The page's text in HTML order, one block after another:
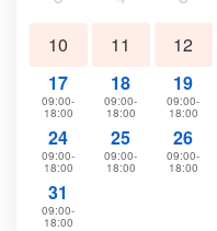
10
11 12
17
09:00-
18:00
18
09:00-
18:00
19
09:00-
18:00
24
09:00-
18:00
25
09:00-
18:00
26
09:00-
18:00
31
09:00-
18:00